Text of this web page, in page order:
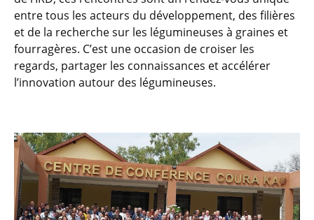
entre tous les acteurs du développement, des filières
et de la recherche sur les légumineuses à graines et
fourragères. C’est une occasion de croiser les
regards, partager les connaissances et accélérer
l’innovation autour des légumineuses.